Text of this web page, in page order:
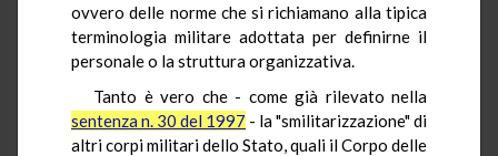
ovvero delle norme che si richiamano alla tipica
terminologia militare adottata per definirne il
personale o la struttura organizzativa.
Tanto è vero che - come già rilevato nella
sentenza n. 30 del 1997 - la "smilitarizzazione" di
altri corpi militari dello Stato, quali il Corpo delle